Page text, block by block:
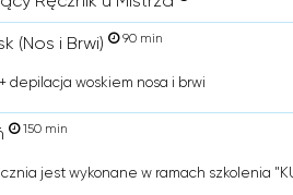
(Nos i Brwi) 90 min
depilacja woskiem nosa i brwi
150 min
jest wykonane w ramach szkolenia